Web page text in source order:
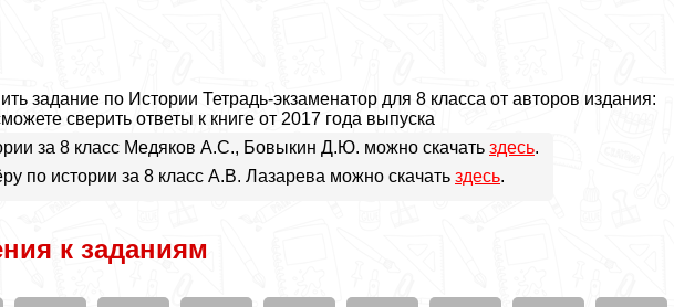
задание по Истории Тетрадь-экзаменатор для 8 класса от авторов издания:
сверить ответы к книге от 2017 года выпуска
за 8 класс Медяков А.С., Бовыкин Д.Ю. можно скачать здесь.
по истории за 8 класс А.В. Лазарева можно скачать здесь.
к заданиям